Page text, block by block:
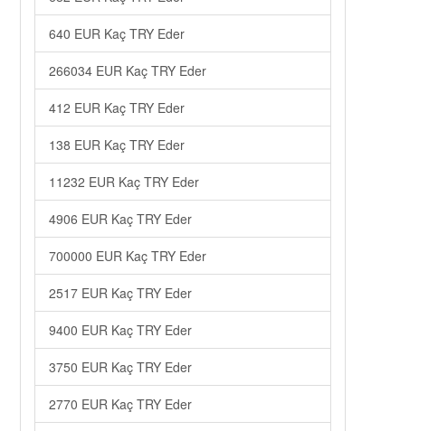
640 EUR Kaç TRY Eder
266034 EUR Kaç TRY Eder
412 EUR Kaç TRY Eder
138 EUR Kaç TRY Eder
11232 EUR Kaç TRY Eder
4906 EUR Kaç TRY Eder
700000 EUR Kaç TRY Eder
2517 EUR Kaç TRY Eder
9400 EUR Kaç TRY Eder
3750 EUR Kaç TRY Eder
2770 EUR Kaç TRY Eder